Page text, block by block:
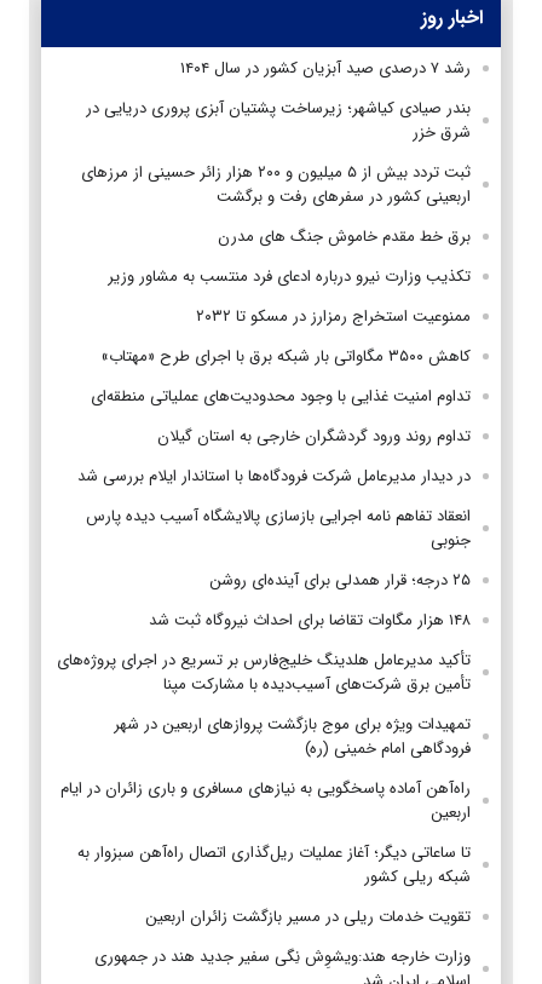
اخبار روز
رشد ۷ درصدی صید آبزیان کشور در سال ۱۴۰۴
بندر صیادی کیاشهر؛ زیرساخت پشتیان آبزی پروری دریایی در
شرق خزر
ثبت تردد بیش از ۵ میلیون و ۲۰۰ هزار زائر حسینی از مرزهای
اربعینی کشور در سفرهای رفت و برگشت
برق خط مقدم خاموش جنگ های مدرن
تکذیب وزارت نیرو درباره ادعای فرد منتسب به مشاور وزیر
ممنوعیت استخراج رمزارز در مسکو تا ۲۰۳۲
کاهش ۳۵۰۰ مگاواتی بار شبکه برق با اجرای طرح «مهتاب»
تداوم امنیت غذایی با وجود محدودیت‌های عملیاتی منطقه‌ای
تداوم روند ورود گردشگران خارجی به استان گیلان
در دیدار مدیرعامل شرکت فرودگاه‌ها با استاندار ایلام بررسی شد
انعقاد تفاهم نامه اجرایی بازسازی پالایشگاه آسیب دیده پارس
جنوبی
۲۵ درجه؛ قرار همدلی برای آینده‌ای روشن
۱۴۸ هزار مگاوات تقاضا برای احداث نیروگاه ثبت شد
تأکید مدیرعامل هلدینگ خلیج‌فارس بر تسریع در اجرای پروژه‌های
تأمین برق شرکت‌های آسیب‌دیده با مشارکت مپنا
تمهیدات ویژه برای موج بازگشت پروازهای اربعین در شهر
فرودگاهی امام خمینی (ره)
راه‌آهن آماده پاسخگویی به نیازهای مسافری و باری زائران در ایام
اربعین
تا ساعاتی دیگر؛ آغاز عملیات ریل‌گذاری اتصال راه‌آهن سبزوار به
شبکه ریلی کشور
تقویت خدمات ریلی در مسیر بازگشت زائران اربعین
وزارت خارجه هند:ویشوِش نِگی سفیر جدید هند در جمهوری